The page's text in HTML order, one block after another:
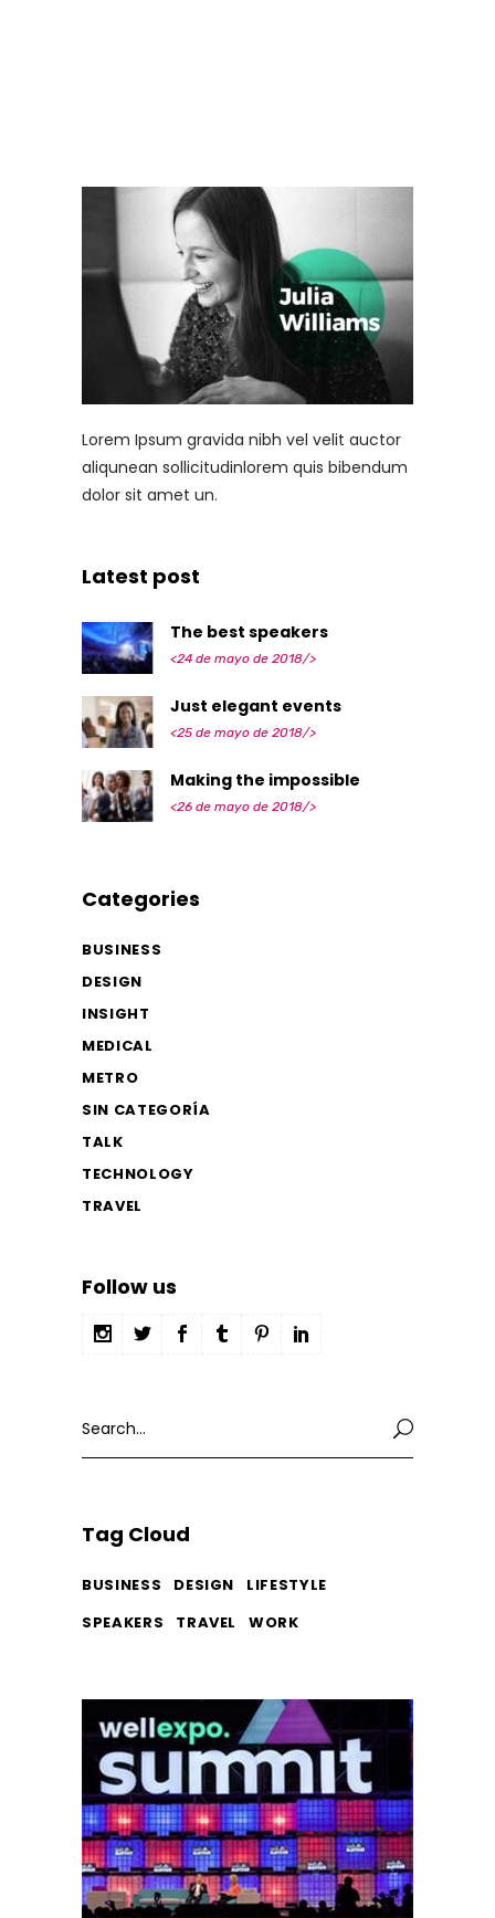
Lorem Ipsum gravida nibh vel velit auctor
aliqunean sollicitudinlorem quis bibendum
dolor sit amet un.
Latest post
The best speakers
<24 de mayo de 2018/>
Just elegant events
<25 de mayo de 2018/>
Making the impossible
<26 de mayo de 2018/>
Categories
BUSINESS
DESIGN
INSIGHT
MEDICAL
METRO
SIN CATEGORÍA
TALK
TECHNOLOGY
TRAVEL
Follow us
for:
Tag Cloud
BUSINESS DESIGN
LIFESTYLE
SPEAKERS
TRAVEL WORK